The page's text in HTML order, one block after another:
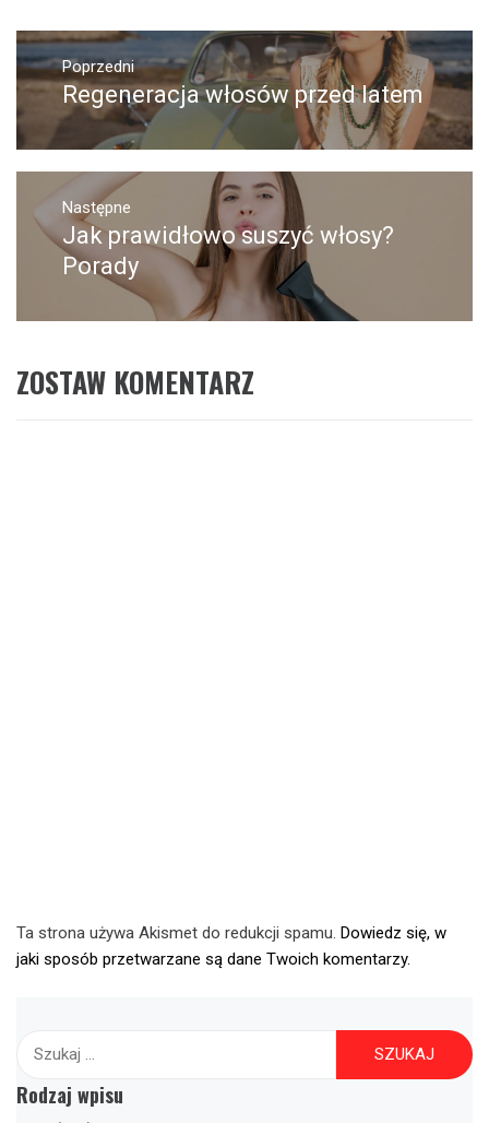
Nawigacja
wpisuPoprzedni
Poprzedni
wpis:
Regeneracja włosów przed latem
Następne
Następny
post:
Jak prawidłowo suszyć włosy?
Porady
ZOSTAW KOMENTARZ
Ta strona używa Akismet do redukcji spamu. Dowiedz się, w
jaki sposób przetwarzane są dane Twoich komentarzy.
Rodzaj wpisu